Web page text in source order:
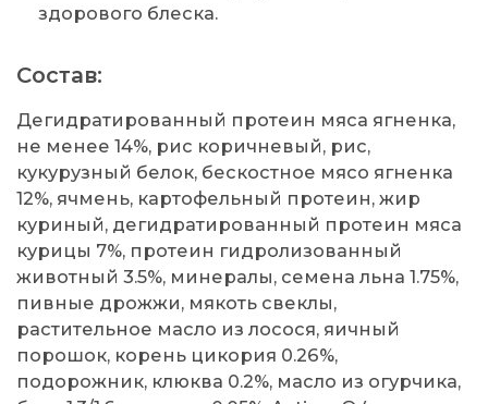
здорового блеска.
Состав:
Дегидратированный протеин мяса ягненка,
не менее 14%, рис коричневый, рис,
кукурузный белок, бескостное мясо ягненка
12%, ячмень, картофельный протеин, жир
куриный, дегидратированный протеин мяса
курицы 7%, протеин гидролизованный
животный 3.5%, минералы, семена льна 1.75%,
пивные дрожжи, мякоть свеклы,
растительное масло из лосося, яичный
порошок, корень цикория 0.26%,
подорожник, клюква 0.2%, масло из огурчика,